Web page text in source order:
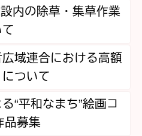
内の除草・集草作業
域連合における高額
ついて
“平和なまち”絵画コ
品募集